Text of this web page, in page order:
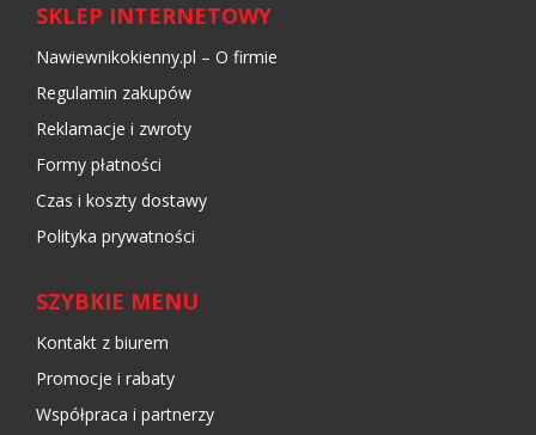
SKLEP INTERNETOWY
Nawiewnikokienny.pl – O firmie
Regulamin zakupów
Reklamacje i zwroty
Formy płatności
Czas i koszty dostawy
Polityka prywatności
SZYBKIE MENU
Kontakt z biurem
Promocje i rabaty
Współpraca i partnerzy